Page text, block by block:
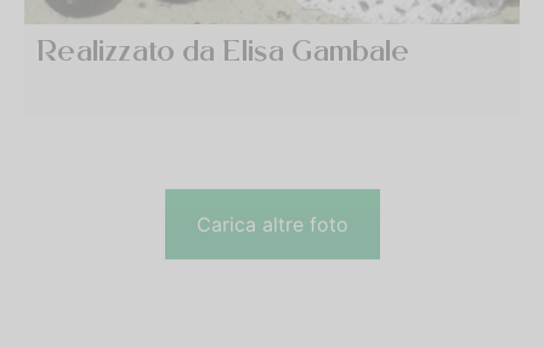
Realizzato da Elisa Gambale
Carica altre foto